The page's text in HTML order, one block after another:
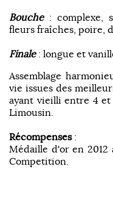
Bouche: complexe,
fleurs fraîches, poire,
Finale: longue et
Assemblage
vie issues des
ayant vieilli entre 4
Limousin.
Récompenses:
Médaille d'or en 2012
Competition.